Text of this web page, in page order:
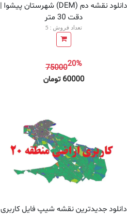
دانلود نقشه دم (DEM) شهرستان پیشوا |
دقت 30 متر
تعداد فروش : 5
7500020%
60000 تومان
دانلود جدیدترین نقشه شیپ فایل کاربری